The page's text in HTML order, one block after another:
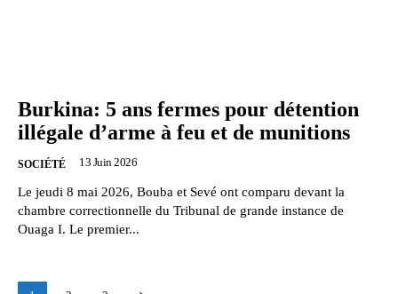
Burkina: 5 ans fermes pour détention
illégale d’arme à feu et de munitions
SOCIÉTÉ 13 Juin 2026
Le jeudi 8 mai 2026, Bouba et Sevé ont comparu devant la
chambre correctionnelle du Tribunal de grande instance de
Ouaga I. Le premier...